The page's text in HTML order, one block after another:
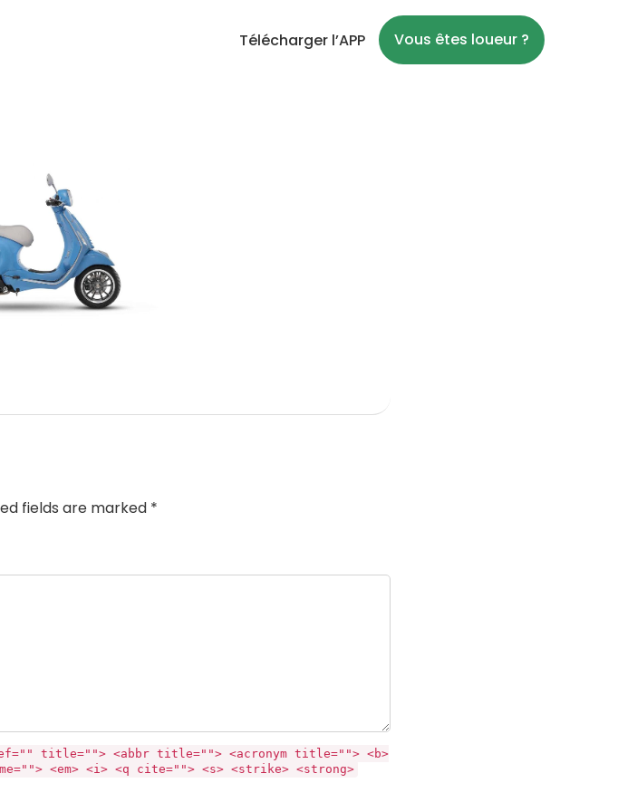
Télécharger l’APP Vous êtes loueur ?
fields are marked *
title=""> <abbr title=""> <acronym title=""> <b>
<em> <i> <q cite=""> <s> <strike> <strong>